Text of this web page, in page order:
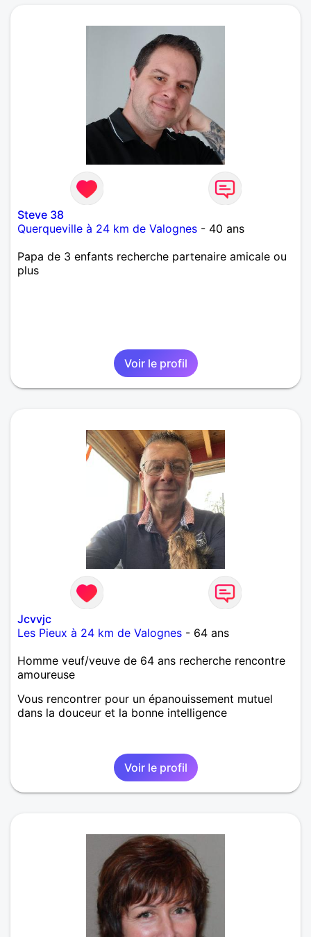
Steve 38
Querqueville à 24 km de Valognes - 40 ans
Papa de 3 enfants recherche partenaire amicale ou
plus
Voir le profil
Jcvvjc
Les Pieux à 24 km de Valognes - 64 ans
Homme veuf/veuve de 64 ans recherche rencontre
amoureuse
Vous rencontrer pour un épanouissement mutuel
dans la douceur et la bonne intelligence
Voir le profil